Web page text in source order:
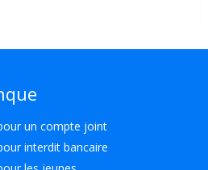
un compte joint
interdit bancaire